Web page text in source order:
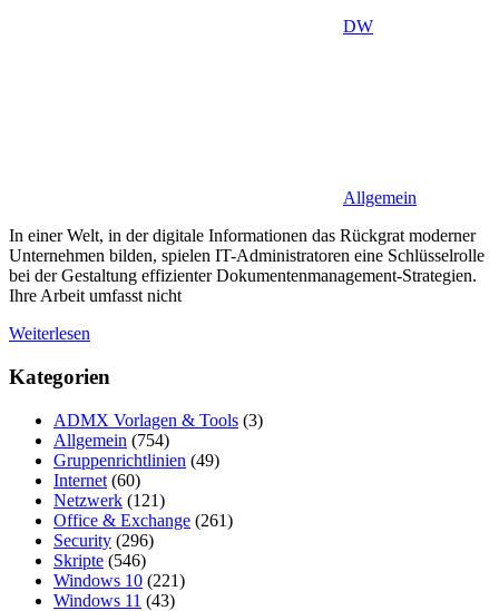
DW
Allgemein
In einer Welt, in der digitale Informationen das Rückgrat moderner
Unternehmen bilden, spielen IT-Administratoren eine Schlüsselrolle
bei der Gestaltung effizienter Dokumentenmanagement-Strategien.
Ihre Arbeit umfasst nicht
Weiterlesen
Kategorien
ADMX Vorlagen & Tools (3)
Allgemein (754)
Gruppenrichtlinien (49)
Internet (60)
Netzwerk (121)
Office & Exchange (261)
Security (296)
Skripte (546)
Windows 10 (221)
Windows 11 (43)